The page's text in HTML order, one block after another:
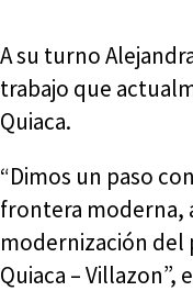
A su turno
trabajo que
Quiaca.
“Dimos un paso
frontera moderna,
modernización del
Quiaca – Villazon”,